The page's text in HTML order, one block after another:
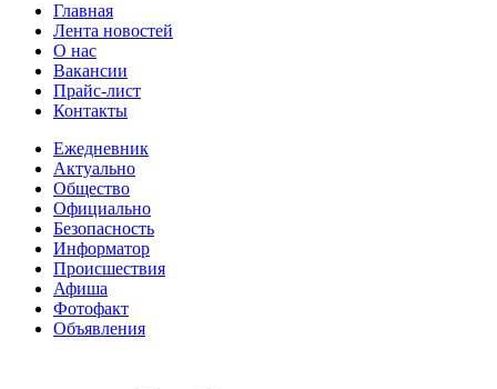
Главная
Лента новостей
О нас
Вакансии
Прайс-лист
Контакты
Ежедневник
Актуально
Общество
Официально
Безопасность
Информатор
Происшествия
Афиша
Фотофакт
Объявления